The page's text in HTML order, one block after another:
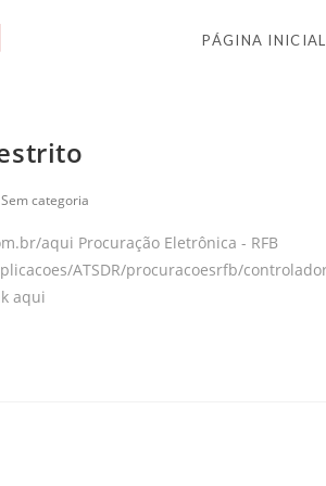
PÁGINA INICIAL
Sem categoria
aqui Procuração Eletrônica - RFB
ATSDR/procuracoesrfb/
aqui